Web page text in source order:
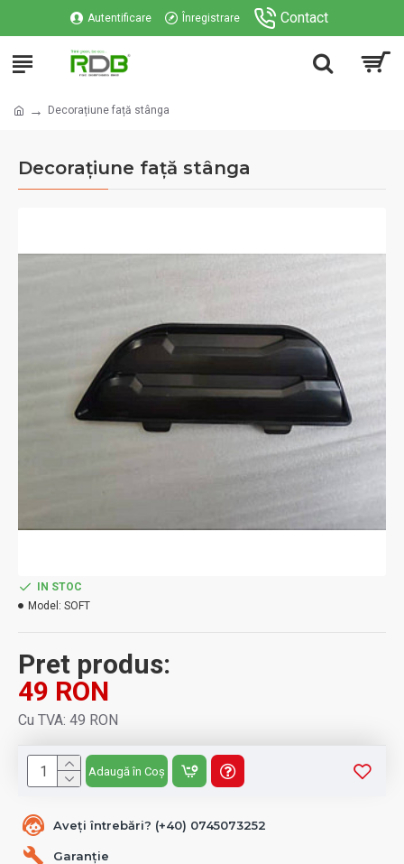
Autentificare Înregistrare Contact
Decorațiune față stânga
Decorațiune față stânga
Aveți întrebări? (+40) 0745073252
Garanție
Pret produs:
49 RON
Cu TVA: 49 RON
IN STOC
Model: SOFT
Adaugă în Coș